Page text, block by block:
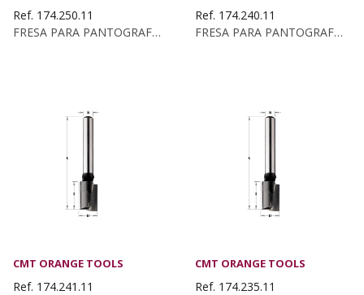
Ref. 174.250.11
FRESA PARA PANTOGRAFO Z2+1 HW D:25X20x70...
Ref. 174.240.11
FRESA PARA PANTOGRAFO Z2+1 HW D:24X10 S:8 DX
CMT ORANGE TOOLS
Ref. 174.241.11
CMT ORANGE TOOLS
Ref. 174.235.11